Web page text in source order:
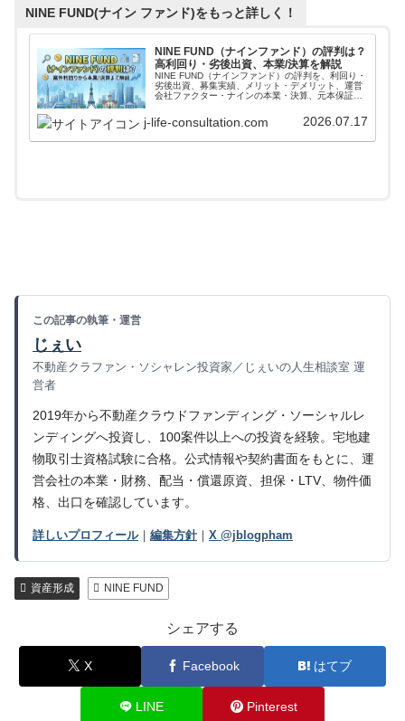
NINE FUND(ナイン ファンド)をもっと詳しく！
NINE FUND（ナインファンド）の評判は？
高利回り・劣後出資、本業/決算を解説
NINE FUND（ナインファンド）の評判を、利回り・
劣後出資、募集実績、メリット・デメリット、運営
会社ファクター・ナインの本業・決算、元本保証で
j-life-consultation.com 2026.07.17
この記事の執筆・運営
じぇい
不動産クラファン・ソシャレン投資家／じぇいの人生相談室 運
営者
2019年から不動産クラウドファンディング・ソーシャルレ
ンディングへ投資し、100案件以上への投資を経験。宅地建
物取引士資格試験に合格。公式情報や契約書面をもとに、運
営会社の本業・財務、配当・償還原資、担保・LTV、物件価
格、出口を確認しています。
詳しいプロフィール｜ 編集方針 ｜ X @jblogpham
資産形成 NINE FUND
シェアする
X Facebook はてブ
LINE Pinterest